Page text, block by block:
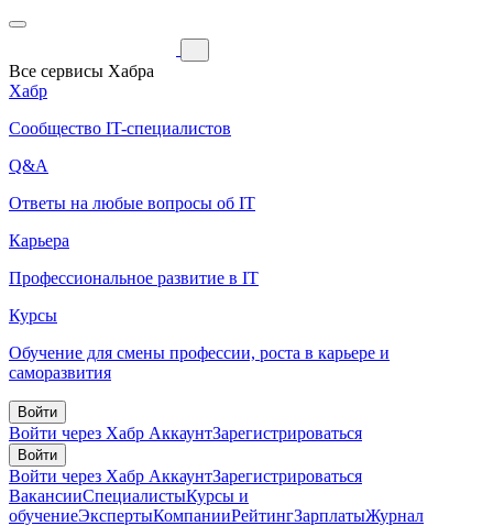
Все сервисы Хабра
Хабр
Сообщество IT-специалистов
Q&A
Ответы на любые вопросы об IT
Карьера
Профессиональное развитие в IT
Курсы
Обучение для смены профессии, роста в карьере и
саморазвития
Войти
Войти через Хабр АккаунтЗарегистрироваться
Войти
Войти через Хабр АккаунтЗарегистрироваться
ВакансииСпециалистыКурсы и
обучениеЭкспертыКомпанииРейтингЗарплатыЖурнал